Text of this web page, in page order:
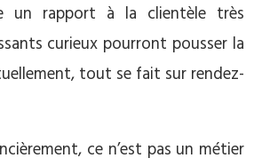
un rapport à la clientèle très
curieux pourront pousser la
tout se fait sur rendez-
ce n’est pas un métier